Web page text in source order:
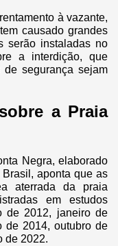
à vazante,
causado grandes
serão instaladas no
a interdição, que
de segurança sejam
a Praia
Negra, elaborado
aponta que as
aterrada da praia
em estudos
de 2012, janeiro de
de 2014, outubro de
de 2022.